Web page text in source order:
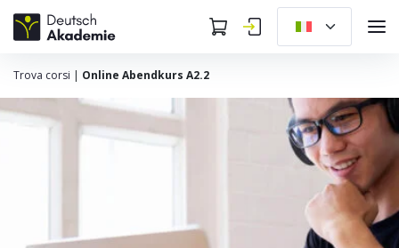
Trova corsi | Online Abendkurs A2.2